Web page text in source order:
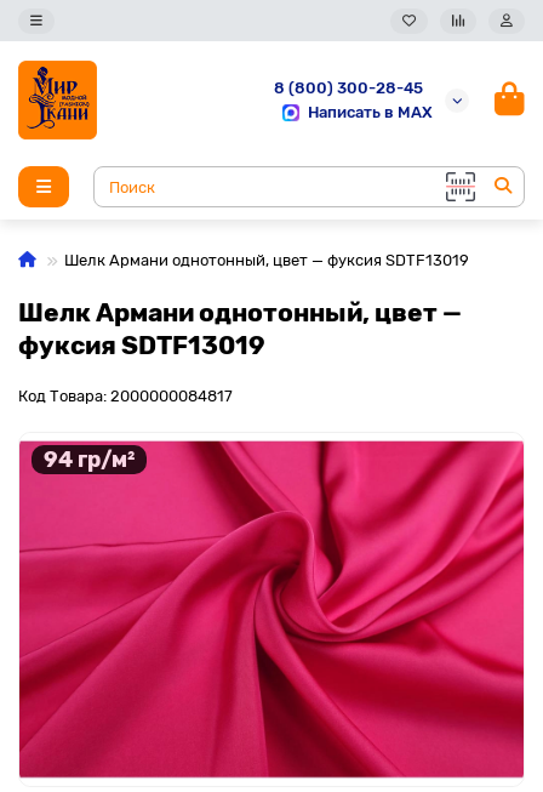
8 (800) 300-28-45
Написать в MAX
Шелк Армани однотонный, цвет — фуксия SDTF13019
Шелк Армани однотонный, цвет —
фуксия SDTF13019
Код Товара: 2000000084817
94 гр/м²